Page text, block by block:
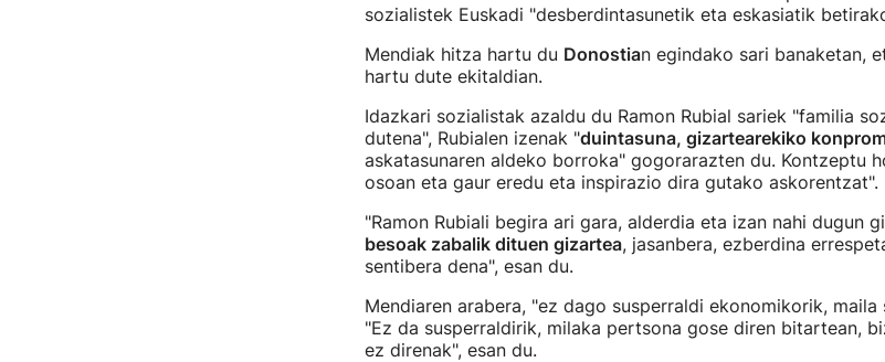
sozialistek Euskadi "desberdintasunetik eta eskasiatik
Mendiak hitza hartu du Donostian egindako sari banaketan,
hartu dute ekitaldian.
Idazkari sozialistak azaldu du Ramon Rubial sariek "familia
dutena", Rubialen izenak "duintasuna, gizartearekiko
askatasunaren aldeko borroka" gogorarazten du. Kontzeptu
osoan eta gaur eredu eta inspirazio dira gutako askorentzat".
"Ramon Rubiali begira ari gara, alderdia eta izan nahi dugun
besoak zabalik dituen gizartea, jasanbera, ezberdina
sentibera dena", esan du.
Mendiaren arabera, "ez dago susperraldi ekonomikorik, maila
"Ez da susperraldirik, milaka pertsona gose diren bitartean,
ez direnak", esan du.